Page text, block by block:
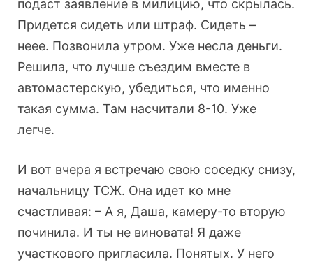
подаст заявление в милицию, что скрылась.
Придется сидеть или штраф. Сидеть –
неее. Позвонила утром. Уже несла деньги.
Решила, что лучше съездим вместе в
автомастерскую, убедиться, что именно
такая сумма. Там насчитали 8-10. Уже
легче.
И вот вчера я встречаю свою соседку снизу,
начальницу ТСЖ. Она идет ко мне
счастливая: – А я, Даша, камеру-то вторую
починила. И ты не виновата! Я даже
участкового пригласила. Понятых. У него